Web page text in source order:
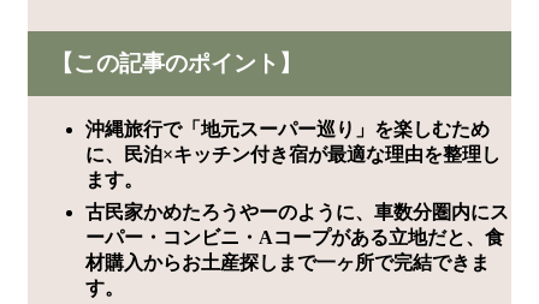
【この記事のポイント】
沖縄旅行で「地元スーパー巡り」を楽しむため
に、民泊×キッチン付き宿が最適な理由を整理し
ます。
古民家かめたろうやーのように、車数分圏内にス
ーパー・コンビニ・Aコープがある立地だと、食
材購入からお土産探しまで一ヶ所で完結できま
す。